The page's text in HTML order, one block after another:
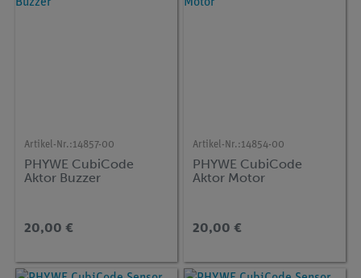
Artikel-Nr.:14857-00
PHYWE CubiCode
Aktor Buzzer
20,00 €
Artikel-Nr.:14854-00
PHYWE CubiCode
Aktor Motor
20,00 €